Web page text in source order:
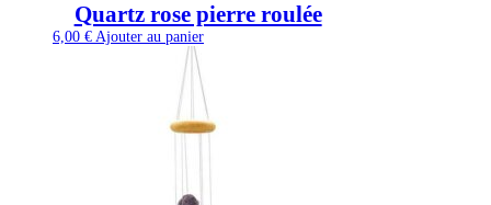
Quartz rose pierre roulée
6,00 € Ajouter au panier